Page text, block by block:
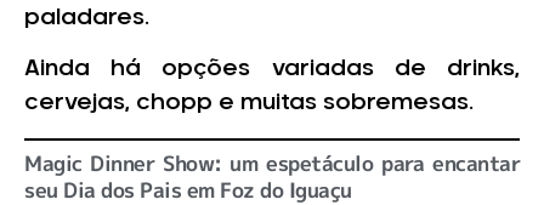
paladares.
Ainda há opções variadas de drinks,
cervejas, chopp e muitas sobremesas.
Magic Dinner Show: um espetáculo para encantar
seu Dia dos Pais em Foz do Iguaçu